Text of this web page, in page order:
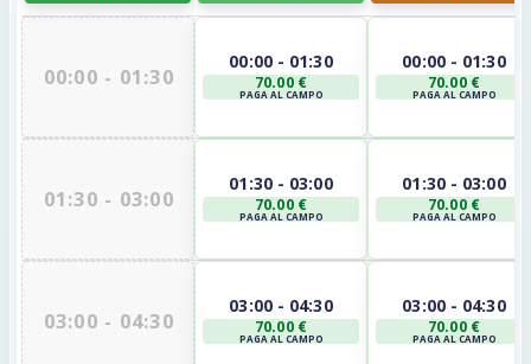
00:00 - 01:30
00:00 - 01:30
70.00 €
PAGA AL CAMPO
00:00 - 01:30
70.00 €
PAGA AL CAMPO
01:30 - 03:00
01:30 - 03:00
70.00 €
PAGA AL CAMPO
01:30 - 03:00
70.00 €
PAGA AL CAMPO
03:00 - 04:30
03:00 - 04:30
70.00 €
PAGA AL CAMPO
03:00 - 04:30
70.00 €
PAGA AL CAMPO